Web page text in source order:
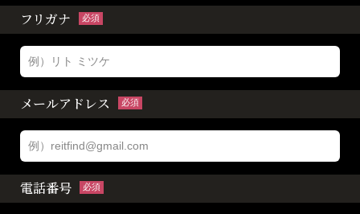
フリガナ 必須
メールアドレス 必須
電話番号 必須